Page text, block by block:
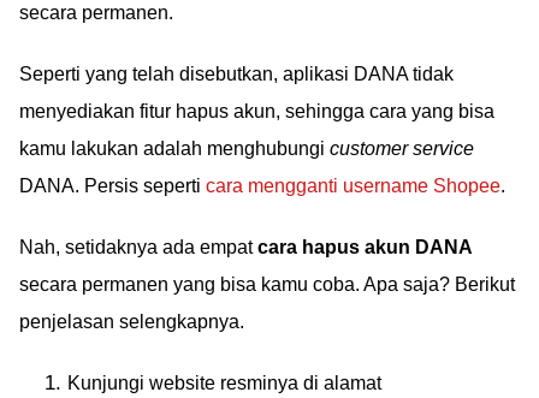
secara permanen.
Seperti yang telah disebutkan, aplikasi DANA tidak
menyediakan fitur hapus akun, sehingga cara yang bisa
kamu lakukan adalah menghubungi customer service
DANA. Persis seperti cara mengganti username Shopee.
Nah, setidaknya ada empatcara hapus akun DANA
secara permanen yang bisa kamu coba. Apa saja? Berikut
penjelasan selengkapnya.
Kunjungi website resminya di alamat